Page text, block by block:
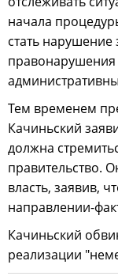
начала
стать нарушение
Тем временем
Качиньский
должна
правительство.
власть, заявив,
направлении-
Качиньский
реализации